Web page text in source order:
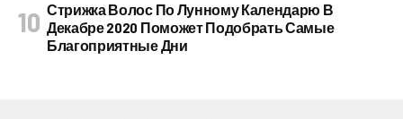
Стрижка Волос По Лунному Календарю В
Декабре 2020 Поможет Подобрать Самые
Благоприятные Дни